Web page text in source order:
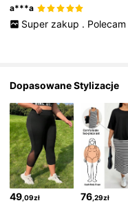
a***a
Super zakup . Polecam
Dopasowane Stylizacje
49 ,09zł 76 ,29zł